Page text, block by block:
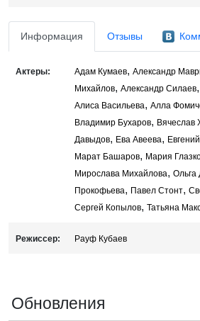
Информация Отзывы
Актеры: Адам Кумаев, Александр
Михайлов, Александр Силаев,
Алиса Васильева, Алла
Владимир Бухаров, Вячеслав
Давыдов, Ева Авеева,
Марат Башаров, Мария
Мирослава Михайлова, Ольга
Прокофьева, Павел Стонт,
Сергей Копылов, Татьяна
Режиссер: Рауф Кубаев
Обновления